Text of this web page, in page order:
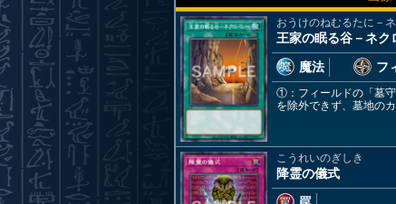
おうけのねむるたに－
王家の眠る谷－ネク
魔法
フ
①：フィールドの「墓
を除外できず、墓地の
こうれいのぎしき
降霊の儀式